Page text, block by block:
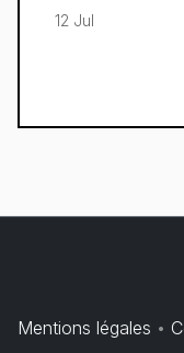
12 Jul
Mentions légales •